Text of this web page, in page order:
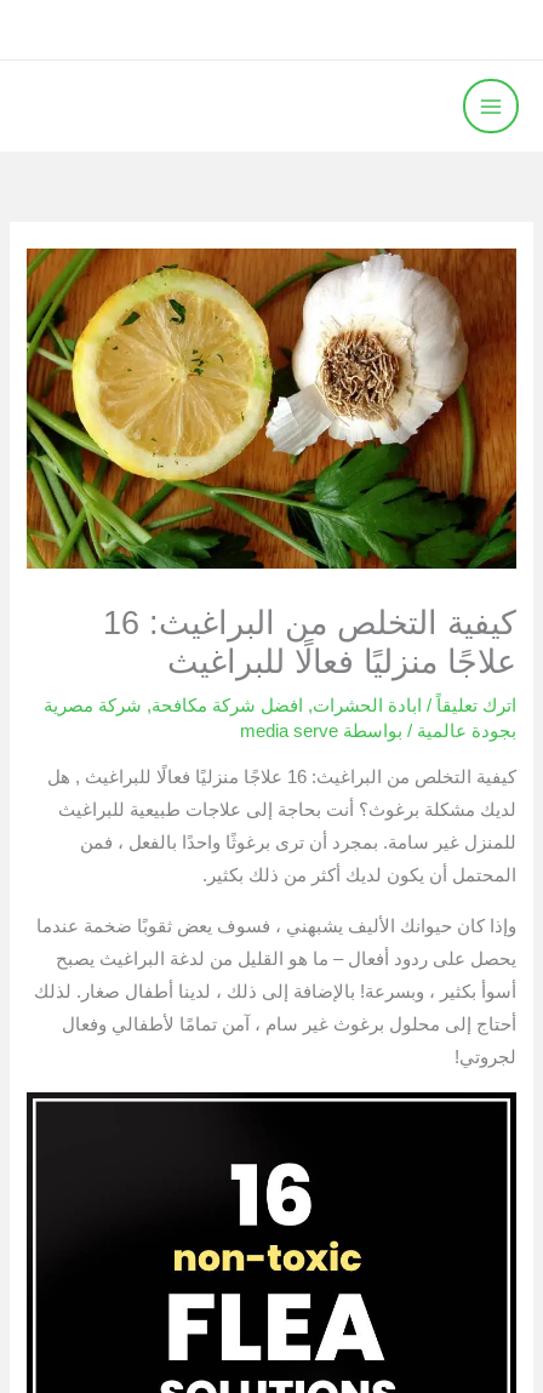
المحتوى
كيفية التخلص من البراغيث: 16
علاجًا منزليًا فعالًا للبراغيث
اترك تعليقاً / ابادة الحشرات, افضل شركة مكافحة, شركة مصرية
بجودة عالمية / بواسطة media serve
كيفية التخلص من البراغيث: 16 علاجًا منزليًا فعالًا للبراغيث , هل
لديك مشكلة برغوث؟ أنت بحاجة إلى علاجات طبيعية للبراغيث
للمنزل غير سامة. بمجرد أن ترى برغوثًا واحدًا بالفعل ، فمن
المحتمل أن يكون لديك أكثر من ذلك بكثير.
وإذا كان حيوانك الأليف يشبهني ، فسوف يعض ثقوبًا ضخمة عندما
يحصل على ردود أفعال – ما هو القليل من لدغة البراغيث يصبح
أسوأ بكثير ، وبسرعة! بالإضافة إلى ذلك ، لدينا أطفال صغار. لذلك
أحتاج إلى محلول برغوث غير سام ، آمن تمامًا لأطفالي وفعال
لجروتي!